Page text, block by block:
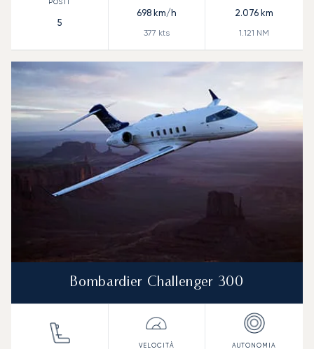
5
698km/h
377 kts
2.076 km
1.121 NM
Bombardier Challenger 300